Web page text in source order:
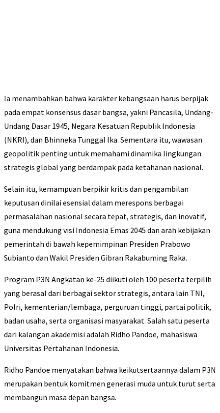
Ia menambahkan bahwa karakter kebangsaan harus berpijak
pada empat konsensus dasar bangsa, yakni Pancasila, Undang-
Undang Dasar 1945, Negara Kesatuan Republik Indonesia
(NKRI), dan Bhinneka Tunggal Ika. Sementara itu, wawasan
geopolitik penting untuk memahami dinamika lingkungan
strategis global yang berdampak pada ketahanan nasional.
Selain itu, kemampuan berpikir kritis dan pengambilan
keputusan dinilai esensial dalam merespons berbagai
permasalahan nasional secara tepat, strategis, dan inovatif,
guna mendukung visi Indonesia Emas 2045 dan arah kebijakan
pemerintah di bawah kepemimpinan Presiden Prabowo
Subianto dan Wakil Presiden Gibran Rakabuming Raka.
Program P3N Angkatan ke-25 diikuti oleh 100 peserta terpilih
yang berasal dari berbagai sektor strategis, antara lain TNI,
Polri, kementerian/lembaga, perguruan tinggi, partai politik,
badan usaha, serta organisasi masyarakat. Salah satu peserta
dari kalangan akademisi adalah Ridho Pandoe, mahasiswa
Universitas Pertahanan Indonesia.
Ridho Pandoe menyatakan bahwa keikutsertaannya dalam P3N
merupakan bentuk komitmen generasi muda untuk turut serta
membangun masa depan bangsa.